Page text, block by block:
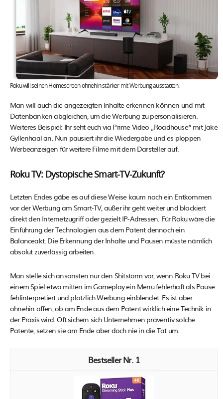
Roku will seinen Homescreen ohnehin stärker mit Werbung ausstatten.
Man will auch die angezeigten Inhalte erkennen können und mit
Datenbanken abgleichen, um die Werbung zu personalisieren.
Weiteres Beispiel: Ihr seht euch via Prime Video „Roadhouse“ mit Jake
Gyllenhaal an. Nun pausiert ihr die Wiedergabe und es ploppen
Werbeanzeigen für weitere Filme mit dem Darsteller auf.
Roku TV: Dystopische Smart-TV-Zukunft?
Letzten Endes gäbe es auf diese Weise kaum noch ein Entkommen
vor der Werbung am Smart-TV, außer ihr geht weiter und blockiert
direkt den Internetzugriff oder gezielt IP-Adressen. Für Roku wäre die
Einführung der Technologien aus dem Patent dennoch ein
Balanceakt. Die Erkennung der Inhalte und Pausen müsste nämlich
absolut zuverlässig arbeiten.
Man stelle sich ansonsten nur den Shitstorm vor, wenn Roku TV bei
einem Spiel etwa mitten im Gameplay ein Menü fehlerhaft als Pause
fehlinterpretiert und plötzlich Werbung einblendet. Es ist aber
ohnehin offen, ob am Ende aus dem Patent wirklich eine Technik in
der Praxis wird. Oft sichern sich Unternehmen präventiv solche
Patente, setzen sie am Ende aber doch nie in die Tat um.
1